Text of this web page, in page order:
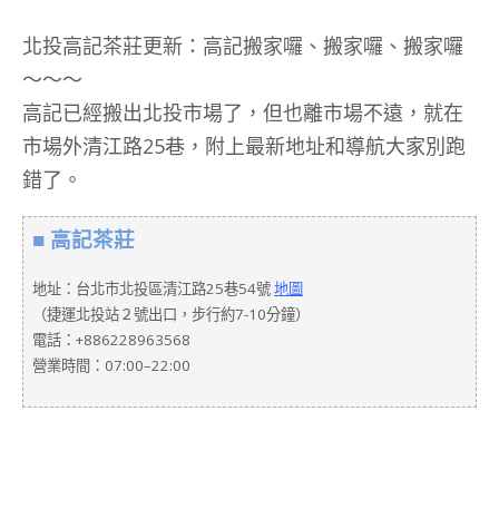
北投高記茶莊更新：高記搬家囉、搬家囉、搬家囉
～～～
高記已經搬出北投市場了，但也離市場不遠，就在
市場外清江路25巷，附上最新地址和導航大家別跑
錯了。
■ 高記茶莊
地址：台北市北投區清江路25巷54號地圖
（捷運北投站２號出口，步行約7-10分鐘）
電話：+886228963568
營業時間：07:00–22:00